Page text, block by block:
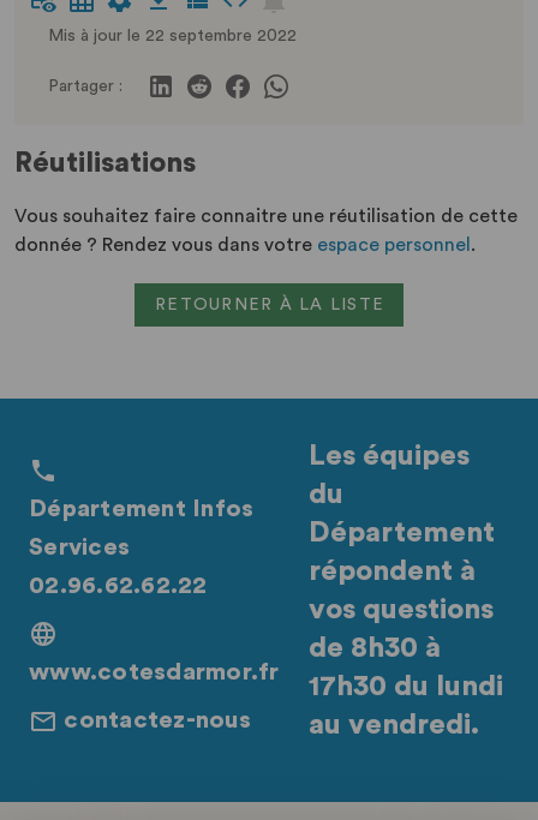
Mis à jour le 22 septembre 2022
Partager :
Réutilisations
Vous souhaitez faire connaitre une réutilisation de cette
donnée ? Rendez vous dans votre espace personnel .
RETOURNER À LA LISTE
Département Infos
Services
02.96.62.62.22
www.cotesdarmor.fr
contactez-nous
Les équipes
du
Département
répondent à
vos questions
de 8h30 à
17h30 du lundi
au vendredi.